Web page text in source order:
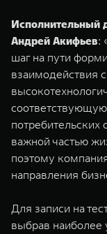
Исполнительный
Андрей Акифьев:
шаг на пути
взаимодействия
потребительских
важной частью
поэтому
направления
Для записи на
выбрав